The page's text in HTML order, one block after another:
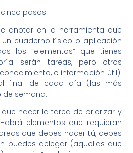
pasos:
de anotar en la herramienta que
un cuaderno físico o aplicación
los “elementos” que tienes
serán tareas, pero otros
o información útil).
final de cada día (las más
de semana.
que hacer la tarea de priorizar y
elementos que requieran
que debes hacer tú, debes
puedes delegar (aquellas que